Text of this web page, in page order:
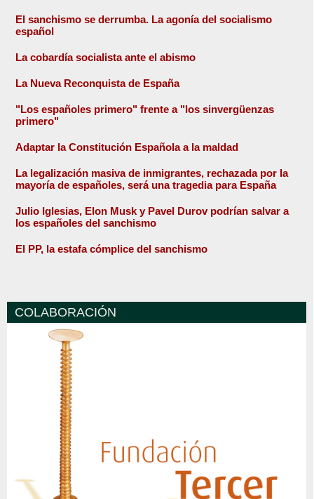
El sanchismo se derrumba. La agonía del socialismo
español
La cobardía socialista ante el abismo
La Nueva Reconquista de España
"Los españoles primero" frente a "los sinvergüenzas
primero"
Adaptar la Constitución Española a la maldad
La legalización masiva de inmigrantes, rechazada por la
mayoría de españoles, será una tragedia para España
Julio Iglesias, Elon Musk y Pavel Durov podrían salvar a
los españoles del sanchismo
El PP, la estafa cómplice del sanchismo
COLABORACIÓN